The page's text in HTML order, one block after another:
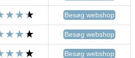
Besøg webshop
Besøg webshop
Besøg webshop